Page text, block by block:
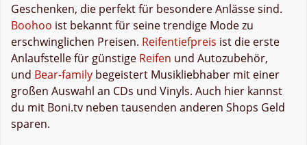
Geschenken, die perfekt für besondere Anlässe sind.
Boohoo ist bekannt für seine trendige Mode zu
erschwinglichen Preisen. Reifentiefpreis ist die erste
Anlaufstelle für günstige Reifen und Autozubehör,
und Bear-family begeistert Musikliebhaber mit einer
großen Auswahl an CDs und Vinyls. Auch hier kannst
du mit Boni.tv neben tausenden anderen Shops Geld
sparen.